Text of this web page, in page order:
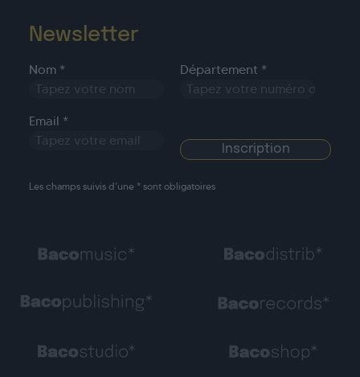
Newsletter
Nom * Département *
Email *
Les champs suivis d’une * sont obligatoires